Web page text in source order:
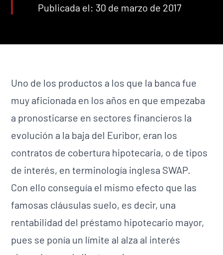
Publicada el: 30 de marzo de 2017
Uno de los productos a los que la banca fue
muy aficionada en los años en que empezaba
a pronosticarse en sectores financieros la
evolución a la baja del Euribor, eran los
contratos de cobertura hipotecaria, o de tipos
de interés, en terminología inglesa SWAP.
Con ello conseguía el mismo efecto que las
famosas cláusulas suelo, es decir, una
rentabilidad del préstamo hipotecario mayor,
pues se ponía un límite al alza al interés